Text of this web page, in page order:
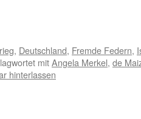
, Deutschland, Fremde Federn,
mitAngela Merkel, de
hinterlassen